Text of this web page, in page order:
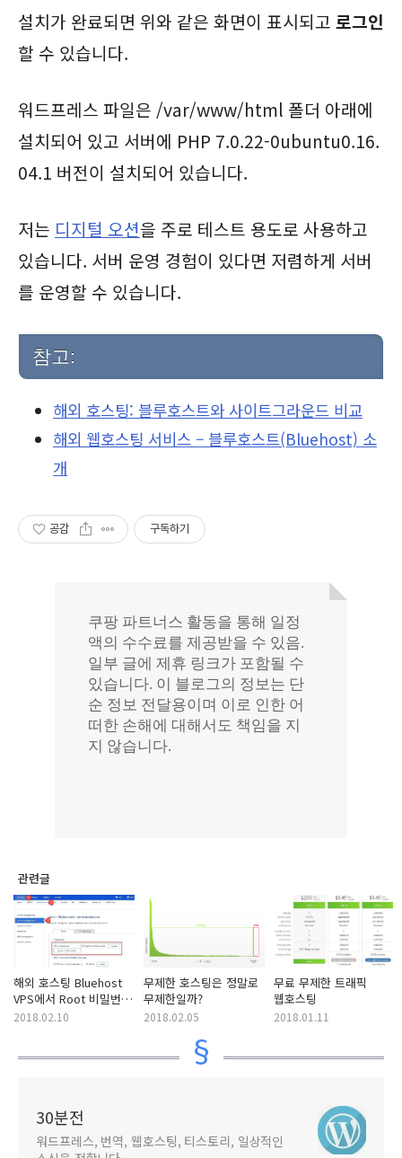
설치가 완료되면 위와 같은 화면이 표시되고 로그인
할 수 있습니다.
워드프레스 파일은 /var/www/html 폴더 아래에
설치되어 있고 서버에 PHP 7.0.22-0ubuntu0.16.
04.1 버전이 설치되어 있습니다.
저는 디지털 오션을 주로 테스트 용도로 사용하고
있습니다. 서버 운영 경험이 있다면 저렴하게 서버
를 운영할 수 있습니다.
참고:
해외 호스팅: 블루호스트와 사이트그라운드 비교
해외 웹호스팅 서비스 – 블루호스트(Bluehost) 소
개
공감 구독하기
관련글
해외 호스팅 Bluehost
VPS에서 Root 비밀번호
설정하기
2018.02.10
무제한 호스팅은 정말로
무제한일까?
2018.02.05
무료 무제한 트래픽
웹호스팅
2018.01.11
30분전
워드프레스, 번역, 웹호스팅, 티스토리, 일상적인